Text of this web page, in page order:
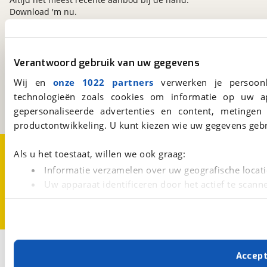
Verantwoord gebruik van uw gegevens
Wij en onze 1022 partners verwerken je
technologieën zoals cookies om informatie op
gepersonaliseerde advertenties en content,
productontwikkeling. U kunt kiezen wie uw gegevens
Als u het toestaat, willen we ook graag:
Informatie verzamelen over uw geografische
Uw apparaat identificeren door het actief te
Lees meer over hoe uw persoonlijke gegevens worden
Met cookies en vergelijkbare technieken zorgen we
cookies zorgen ervoor dat de website goed werkt.
viaBOVAG.nl
3981 AJ
Bunnik
Een initiatief van
BOVAG
Download 'm nu.
CookievoorkeurenVacatures